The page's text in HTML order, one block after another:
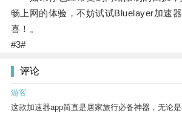
畅上网的体验，不妨试试Bluelayer加速
喜！。
#3#
评论
游客
这款加速器app简直是居家旅行必备神器，无论